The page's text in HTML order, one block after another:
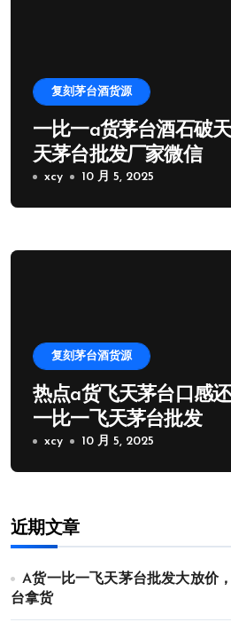
复刻茅台酒货源
一比一a货茅台酒石破
天茅台批发厂家微信
xcy 10 月 5, 2025
复刻茅台酒货源
热点a货飞天茅台口感
一比一飞天茅台批发
xcy 10 月 5, 2025
近期文章
A货一比一飞天茅台批发大放价
台拿货